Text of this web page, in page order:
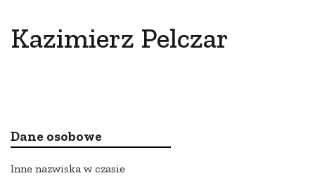
Kazimierz Pelczar
Dane osobowe
Inne nazwiska w czasie